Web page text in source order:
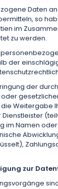
Daten
so
im
zu werden.
der
der
Weitergabe
im Namen
zur